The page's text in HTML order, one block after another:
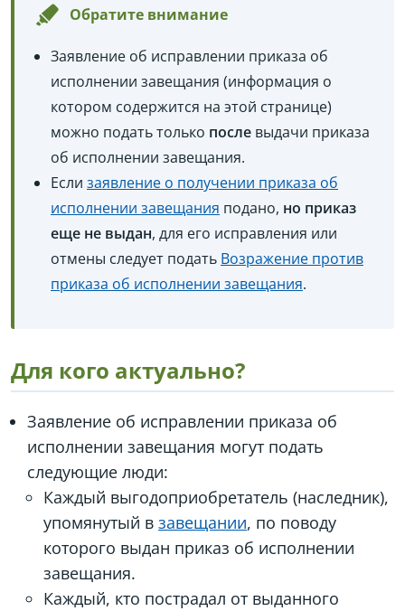
Обратите внимание
Заявление об исправлении приказа об
исполнении завещания (информация о
котором содержится на этой странице)
можно подать только после выдачи приказа
об исполнении завещания.
Если заявление о получении приказа об
исполнении завещания подано, но приказ
еще не выдан, для его исправления или
отмены следует подать Возражение против
приказа об исполнении завещания.
Для кого актуально?
Заявление об исправлении приказа об
исполнении завещания могут подать
следующие люди:
Каждый выгодоприобретатель (наследник),
упомянутый в завещании, по поводу
которого выдан приказ об исполнении
завещания.
Каждый, кто пострадал от выданного